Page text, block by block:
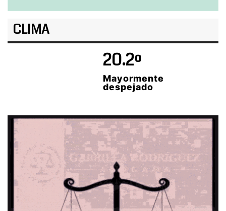
CLIMA
20.2º
Mayormente
despejado